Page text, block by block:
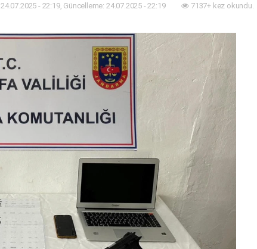
24.07.2025 - 22:19, Güncelleme: 24.07.2025 - 22:19 7137+ kez okundu.